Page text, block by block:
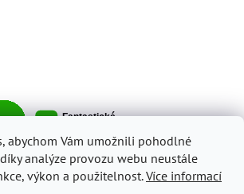
abychom Vám umožnili pohodlné
analýze provozu webu neustále
výkon a použitelnost.Více informací